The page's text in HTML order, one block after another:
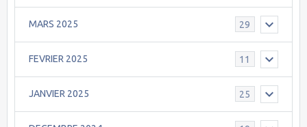
MARS 2025 29
FEVRIER 2025 11
JANVIER 2025 25